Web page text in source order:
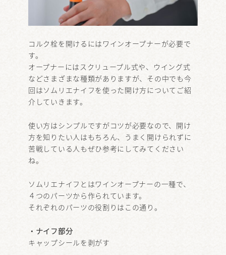
コルク栓を開けるにはワインオープナーが必要で
す。
オープナーにはスクリュープル式や、ウイング式
などさまざまな種類がありますが、その中でも今
回はソムリエナイフを使った開け方についてご紹
介していきます。
使い方はシンプルですがコツが必要なので、開け
方を知りたい人はもちろん、うまく開けられずに
苦戦している人もぜひ参考にしてみてください
ね。
ソムリエナイフとはワインオープナーの一種で、
４つのパーツから作られています。
それぞれのパーツの役割りはこの通り。
・ナイフ部分
キャップシールを剥がす